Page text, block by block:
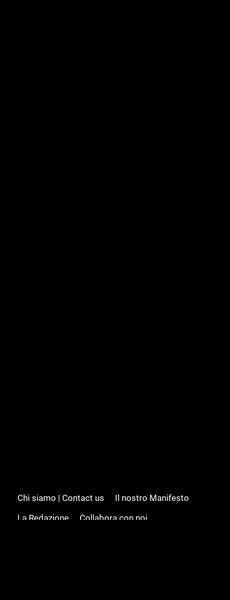
Chi siamo | Contact us
Il nostro Manifesto
La Redazione
Collabora con noi